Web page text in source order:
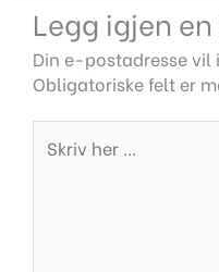
Legg igjen
Din e-postadresse vil
Obligatoriske felt er
her